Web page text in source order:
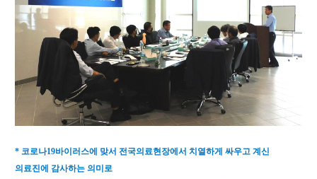
* 코로나19바이러스에 맞서 전국의료현장에서 치열하게 싸우고 계신
의료진에 감사하는 의미로